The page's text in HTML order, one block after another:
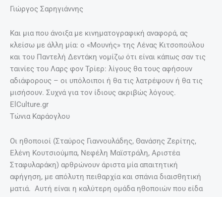
Γιώργος Σαρηγιάννης
Και μια που άνοιξα με κινηματογραφική αναφορά, ας
κλείσω με άλλη μία: ο «Μουνής» της Λένας Κιτσοπούλου
και του Παντελή Δεντάκη νομίζω ότι είναι κάπως σαν τις
ταινίες του Λαρς φον Τρίερ: λίγους θα τους αφήσουν
αδιάφορους – οι υπόλοιποι ή θα τις λατρέψουν ή θα τις
μισήσουν. Συχνά για τον ίδιους ακριβώς λόγους.
ElCulture.gr
Τώνια Καράογλου
Οι ηθοποιοί (Σταύρος Γιαννουλάδης, Θανάσης Ζερίτης,
Ελένη Κουτσιούμπα, Νεφέλη Μαϊστράλη, Αριστέα
Σταφυλαράκη) αρθρώνουν άριστα μία απαιτητική
αφήγηση, με απόλυτη πειθαρχία και σπάνια διαισθητική
ματιά. Αυτή είναι η καλύτερη ομάδα ηθοποιών που είδα